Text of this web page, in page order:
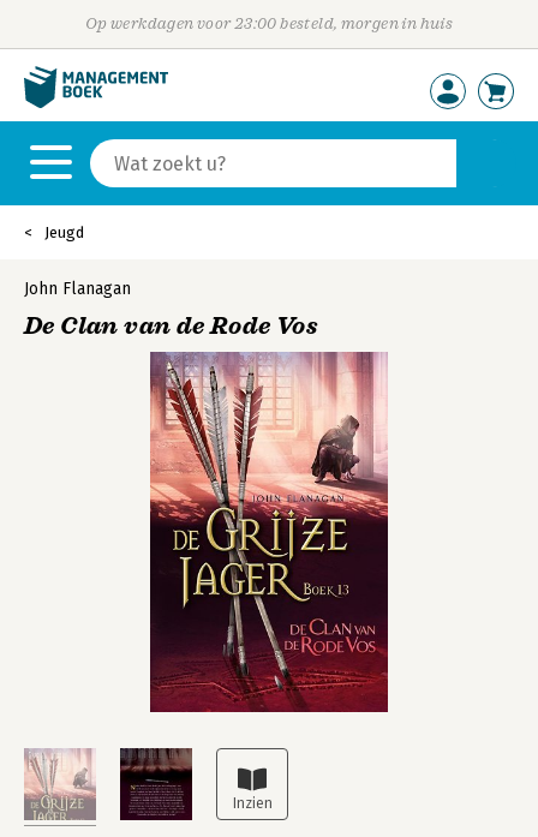
Op werkdagen voor 23:00 besteld, morgen in huis
Jeugd
John Flanagan
De Clan van de Rode Vos